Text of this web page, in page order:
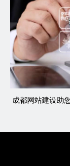
成都网站建设助